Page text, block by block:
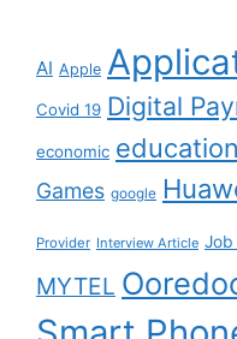
AI Apple
Covid 19 Digital
economic education
Games google
Provider Interview Article Job
MYTEL